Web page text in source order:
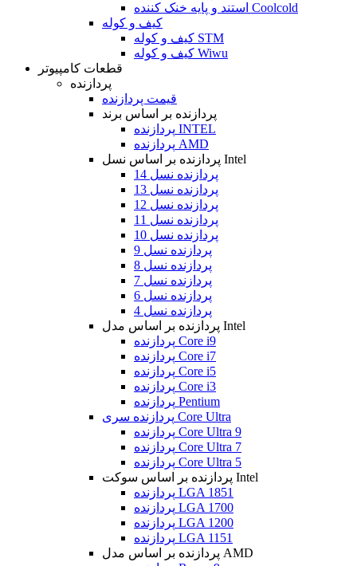
استند و پایه خنک کننده Coolcold
کیف و کوله
کیف و کوله STM
کیف و کوله Wiwu
قطعات کامپیوتر
پردازنده
قیمت پردازنده
پردازنده بر اساس برند
پردازنده INTEL
پردازنده AMD
پردازنده بر اساس نسل Intel
پردازنده نسل 14
پردازنده نسل 13
پردازنده نسل 12
پردازنده نسل 11
پردازنده نسل 10
پردازنده نسل 9
پردازنده نسل 8
پردازنده نسل 7
پردازنده نسل 6
پردازنده نسل 4
پردازنده بر اساس مدل Intel
پردازنده Core i9
پردازنده Core i7
پردازنده Core i5
پردازنده Core i3
پردازنده Pentium
پردازنده سری Core Ultra
پردازنده Core Ultra 9
پردازنده Core Ultra 7
پردازنده Core Ultra 5
پردازنده بر اساس سوکت Intel
پردازنده LGA 1851
پردازنده LGA 1700
پردازنده LGA 1200
پردازنده LGA 1151
پردازنده بر اساس مدل AMD